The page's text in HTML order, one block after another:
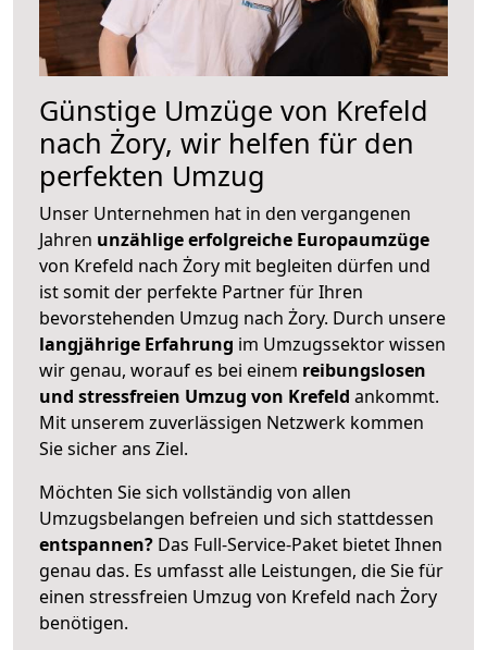
Günstige Umzüge von Krefeld
nach Żory, wir helfen für den
perfekten Umzug
Unser Unternehmen hat in den vergangenen
Jahren unzählige erfolgreiche Europaumzüge
von Krefeld nach Żory mit begleiten dürfen und
ist somit der perfekte Partner für Ihren
bevorstehenden Umzug nach Żory. Durch unsere
langjährige Erfahrung im Umzugssektor wissen
wir genau, worauf es bei einem reibungslosen
und stressfreien Umzug von Krefeld ankommt.
Mit unserem zuverlässigen Netzwerk kommen
Sie sicher ans Ziel.
Möchten Sie sich vollständig von allen
Umzugsbelangen befreien und sich stattdessen
entspannen? Das Full-Service-Paket bietet Ihnen
genau das. Es umfasst alle Leistungen, die Sie für
einen stressfreien Umzug von Krefeld nach Żory
benötigen.